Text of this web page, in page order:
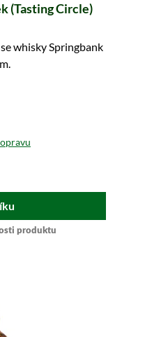
(Tasting Circle)
whisky Springbank
produktu